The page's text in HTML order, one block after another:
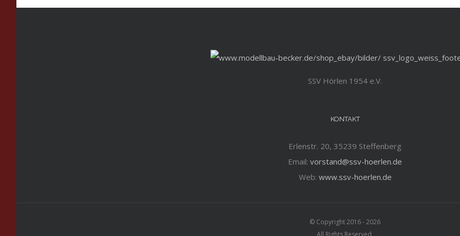
SSV Hörlen 1954 e.V.
KONTAKT
Erlenstr. 20, 35239 Steffenberg
Email: vorstand@ssv-hoerlen.de
Web: www.ssv-hoerlen.de
© Copyright 2016 -2026
All Rights Reserved